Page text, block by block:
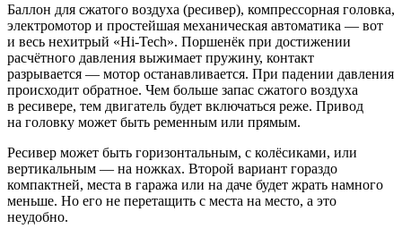
Баллон для сжатого воздуха (ресивер), компрессорная головка,
электромотор и простейшая механическая автоматика — вот
и весь нехитрый «Hi-Tech». Поршенёк при достижении
расчётного давления выжимает пружину, контакт
разрывается — мотор останавливается. При падении давления
происходит обратное. Чем больше запас сжатого воздуха
в ресивере, тем двигатель будет включаться реже. Привод
на головку может быть ременным или прямым.
Ресивер может быть горизонтальным, с колёсиками, или
вертикальным — на ножках. Второй вариант гораздо
компактней, места в гаража или на даче будет жрать намного
меньше. Но его не перетащить с места на место, а это
неудобно.